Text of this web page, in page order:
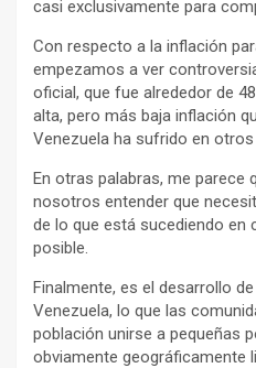
casi exclusivamente para
Con respecto a la inflación
empezamos a ver
oficial, que fue alrededor de
alta, pero más baja inflación
Venezuela ha sufrido en otros
En otras palabras, me parece
nosotros entender que
de lo que está sucediendo en
posible.
Finalmente, es el desarrollo
Venezuela, lo que las
población unirse a pequeñas
obviamente geográficamente